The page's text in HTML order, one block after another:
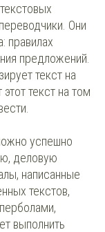
Они
правилах
предложений.
текст на
текст на том
успешно
деловую
написанные
текстов,
выполнить